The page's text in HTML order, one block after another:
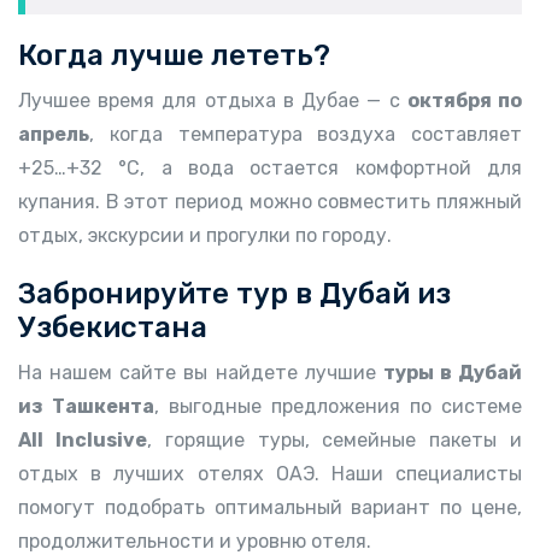
Когда лучше лететь?
Лучшее время для отдыха в Дубае — с октября по
апрель, когда температура воздуха составляет
+25…+32 °C, а вода остается комфортной для
купания. В этот период можно совместить пляжный
отдых, экскурсии и прогулки по городу.
Забронируйте тур в Дубай из
Узбекистана
На нашем сайте вы найдете лучшие туры в Дубай
из Ташкента, выгодные предложения по системе
All Inclusive, горящие туры, семейные пакеты и
отдых в лучших отелях ОАЭ. Наши специалисты
помогут подобрать оптимальный вариант по цене,
продолжительности и уровню отеля.